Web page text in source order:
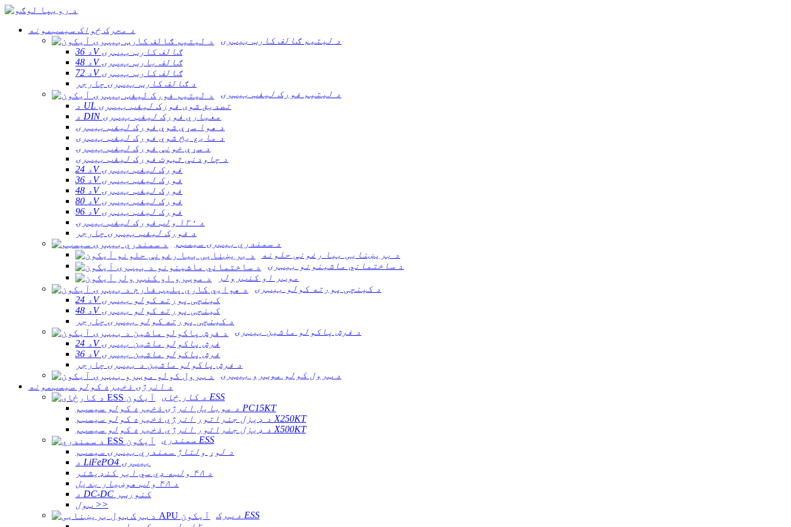
د محرک ځواک سیسټمونه
د لیتیم ګالف کارټ بیټرۍ
د 36V ګالف کارټ بیټرۍ
د 48V ګالف بارټ بیټرۍ
د 72V ګالف کارټ بیټرۍ
د ګالف کارټ بیټرۍ چارجر
د لیتیم فورک لیفټ بیټرۍ
د UL تصدیق شوی فورک لیفټ بیټرۍ
د DIN معیاري فورک لیفټ بیټرۍ
د هوا سړې شوې فورک لیفټ بیټرۍ
د مایع یخ شوي فورک لیفټ بیټرۍ
د سړې خونې فورک لیفټ بیټرۍ
د چاودنې ثبوت فورک لیفټ بیټرۍ
د 24V فورک لیفټ بیټرۍ
د 36V فورک لیفټ بیټرۍ
د 48V فورک لیفټ بیټرۍ
د 80V فورک لیفټ بیټرۍ
د 96V فورک لیفټ بیټرۍ
د ۱۲۰ ولټ فورک لیفټ بیټرۍ
د فورک لیفټ بیټرۍ چارجر
د سمندري بیټرۍ سیسټم
د بریښنایی بیا رغونې حلونه
د ساختماني ماشینونو بیټرۍ
موټر او کنټرولر
د کینچی پورته کولو بیټرۍ
د 24V کینچی پورته کولو بیټرۍ
د 48V کینچی پورته کولو بیټرۍ
د کینچی پورته کولو بیټرۍ چارجر
د فرش پاکولو ماشین بیټرۍ
د 24V فرش پاکولو ماشین بیټرۍ
د 36V فرش پاکولو ماشین بیټرۍ
د فرش پاکولو ماشین د بیټرۍ چارجر
د ټرول کولو موټرو بیټرۍ
د انرژۍ ذخیره کولو سیسټمونه
د کار ځای ESS
د موبایل انرژۍ ذخیره کولو سیسټم PC15KT
د ډیزل جنراتور انرژي ذخیره کولو سیسټم X250KT
د ډیزل جنراتور انرژي ذخیره کولو سیسټم X500KT
سمندري ESS
د لوړ ولتاژ سمندري بیټرۍ سیسټم
د LiFePO4 بیټرۍ
د ۴۸ ولټه ډي سي ایر کنډیشنر
د ۴۸ ولټ هوښیار بدیل
د DC-DC کنورټر
ټول >>
د ټرک ESS